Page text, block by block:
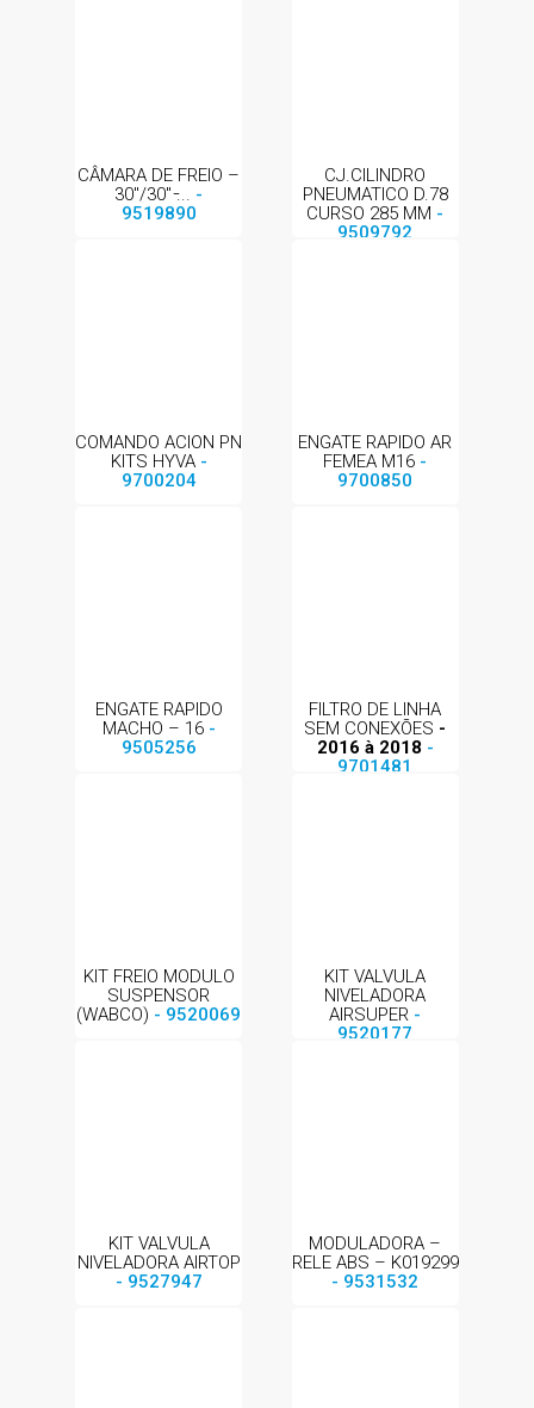
CÂMARA DE FREIO –
30″/30″ ̵... -
9519890
CJ.CILINDRO
PNEUMATICO D.78
CURSO 285 MM -
9509792
COMANDO ACION PN
KITS HYVA -
9700204
ENGATE RAPIDO AR
FEMEA M16 -
9700850
ENGATE RAPIDO
MACHO – 16 -
9505256
FILTRO DE LINHA
SEM CONEXÕES -
2016 à 2018 -
9701481
KIT FREIO MODULO
SUSPENSOR
(WABCO) - 9520069
KIT VALVULA
NIVELADORA
AIRSUPER -
9520177
KIT VALVULA
NIVELADORA AIRTOP
- 9527947
MODULADORA –
RELE ABS – K019299
- 9531532